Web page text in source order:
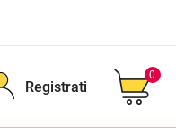
Registrati
0